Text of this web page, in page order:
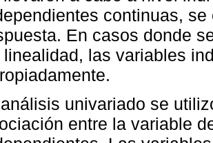
continuas,
En casos donde
linealidad, las variables
univariado se
entre la variable